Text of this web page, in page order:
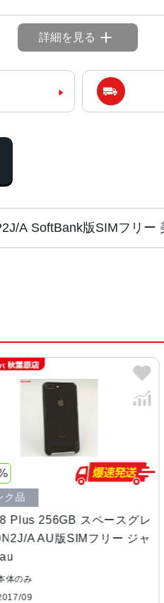
詳細を見る
A SoftBank版SIMフリー
、ゴールド、スペースグレ
256GB
・202g
プレイIPSテクノロジー搭
ィスプレイ1,920 x 1,080
メラ（広角と望遠）
蔵された指紋認証センサー
Plus 256GB スペースグレ
A AU版SIMフリー ジャ
ク品
体のみ
09